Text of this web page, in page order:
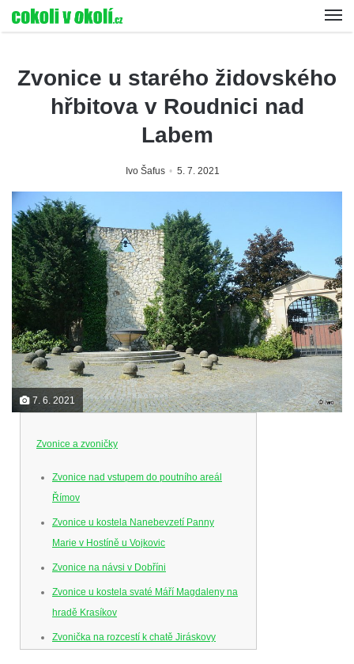
Zvonice u starého židovského
hřbitova v Roudnici nad
Labem
Ivo Šafus 5. 7. 2021
7. 6. 2021
Zvonice a zvoničky
Zvonice nad vstupem do poutního areál
Římov
Zvonice u kostela Nanebevzetí Panny
Marie v Hostíně u Vojkovic
Zvonice na návsi v Dobříni
Zvonice u kostela svaté Máří Magdaleny na
hradě Krasíkov
Zvonička na rozcestí k chatě Jiráskovy